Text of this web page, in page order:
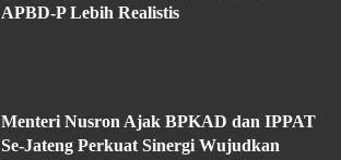
APBD-P Lebih Realistis
Menteri Nusron Ajak BPKAD dan IPPAT
Se-Jateng Perkuat Sinergi Wujudkan